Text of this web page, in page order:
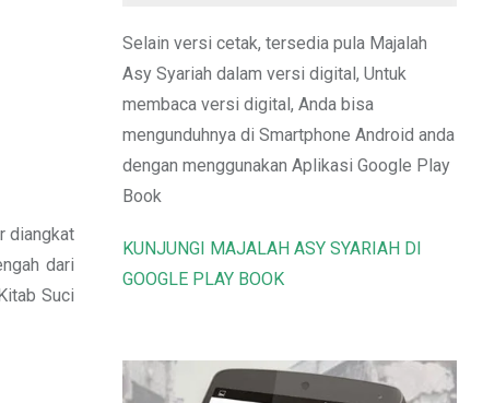
diangkat
dari
Suci
Selain versi cetak, tersedia pula Majalah
Asy Syariah dalam versi digital, Untuk
membaca versi digital, Anda bisa
mengunduhnya di Smartphone Android anda
dengan menggunakan Aplikasi Google Play
Book
KUNJUNGI MAJALAH ASY SYARIAH DI
GOOGLE PLAY BOOK